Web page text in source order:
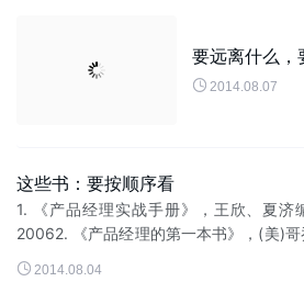
要远离什么，
 2014.08.07
这些书：要按顺序看
1. 《产品经理实战手册》，王欣、夏济
20062. 《产品经理的第一本书》，(美)
财经出版社，20043. 《产品经理的第二
维...
 2014.08.04